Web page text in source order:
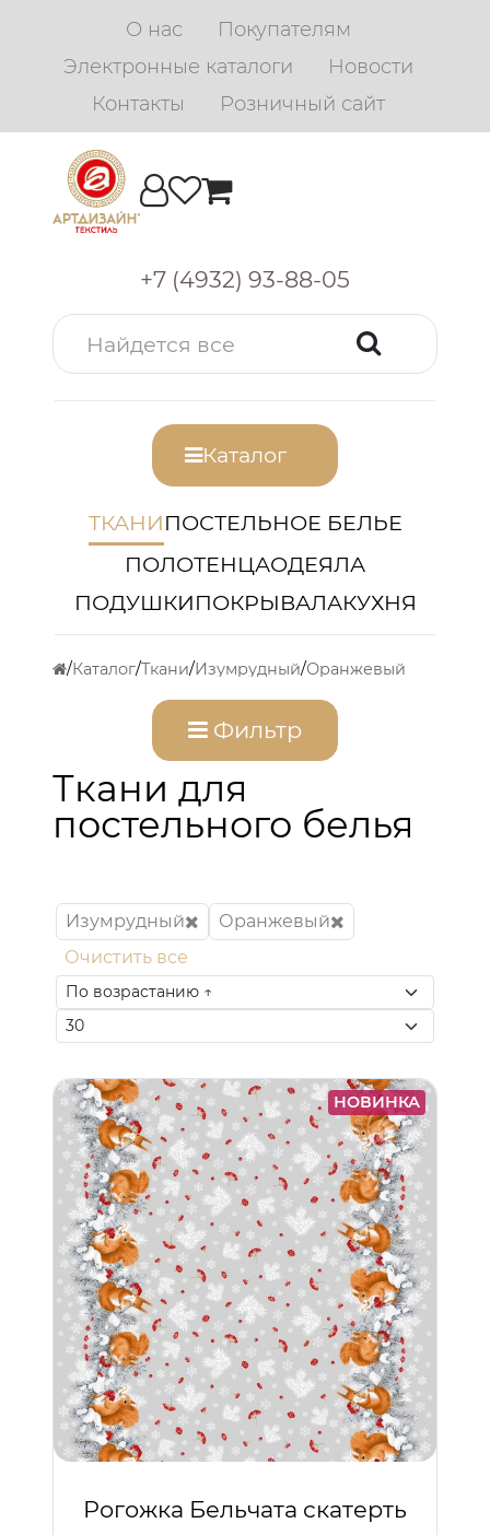
О нас
Покупателям
Электронные каталоги
Новости
Контакты
Розничный сайт
+7 (4932) 93-88-05
Каталог
ТКАНИПОСТЕЛЬНОЕ БЕЛЬЕ
ПОЛОТЕНЦАОДЕЯЛА
ПОДУШКИПОКРЫВАЛАКУХНЯ
Каталог Ткани Изумрудный Оранжевый
Фильтр
Ткани для
постельного белья
Изумрудный
Оранжевый
Очистить все
НОВИНКА
Рогожка Бельчата скатерть